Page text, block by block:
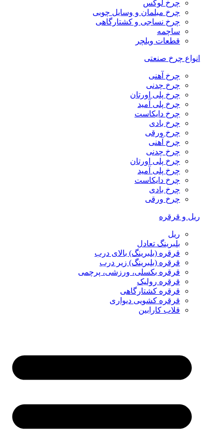
چرخ لوکس
چرخ مبلمان و وسایل چوبی
چرخ نساجی و کشتارگاهی
ساچمه
قطعات ویلچر
انواع چرخ صنعتی
چرخ آهنی
چرخ چدنی
چرخ پلی اورتان
چرخ پلی آمید
چرخ دایکاست
چرخ بادی
چرخ ورقی
چرخ آهنی
چرخ چدنی
چرخ پلی اورتان
چرخ پلی آمید
چرخ دایکاست
چرخ بادی
چرخ ورقی
ریل و قرقره
ریل
بلبرینگ تعادل
قرقره (بلبرینگ) بالای درب
قرقره (بلبرینگ) زیر درب
قرقره بکسلی، ورزشی، پرچمی
قرقره رولیک
قرقره کشتارگاهی
قرقره کشویی دیواری
قلاب کارابین